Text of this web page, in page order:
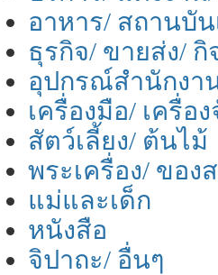
อาหาร/ สถานบัน
ธุรกิจ/ ขายส่ง/ กิ
อุปกรณ์สำนักงา
เครื่องมือ/ เครื่อ
สัตว์เลี้ยง/ ต้นไม้
พระเครื่อง/ ของ
แม่และเด็ก
หนังสือ
จิปาถะ/ อื่นๆ